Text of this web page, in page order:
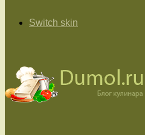
Switch skin